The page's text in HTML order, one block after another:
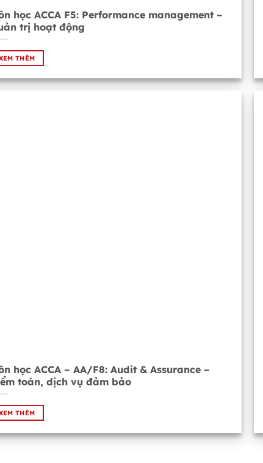
học ACCA F5: Performance management –
trị hoạt động
THÊM
học ACCA – AA/F8: Audit & Assurance –
toán, dịch vụ đảm bảo
THÊM